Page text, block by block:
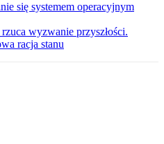
się systemem operacyjnym
wyzwanie przyszłości.
racja stanu